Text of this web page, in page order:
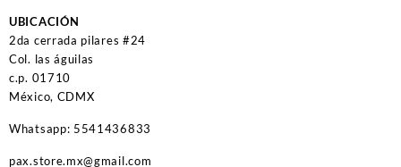
UBICACIÓN
2da cerrada pilares #24
Col. las águilas
c.p. 01710
México, CDMX
Whatsapp: 5541436833
pax.store.mx@gmail.com